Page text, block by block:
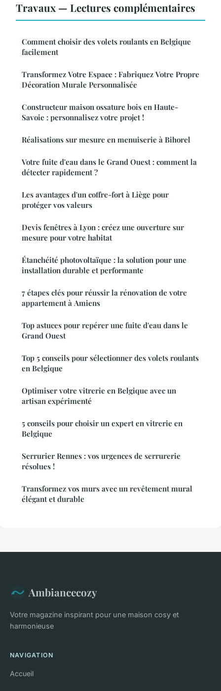
Travaux — Lectures complémentaires
Comment choisir des volets roulants en Belgique
facilement
Transformez Votre Espace : Fabriquez Votre Propre
Décoration Murale Personnalisée
Constructeur maison ossature bois en Haute-
Savoie : personnalisez votre projet !
Réalisations sur mesure en menuiserie à Bihorel
Votre fuite d'eau dans le Grand Ouest : comment la
détecter rapidement ?
Les avantages d'un coffre-fort à Liège pour
protéger vos valeurs
Devis fenêtres à Lyon : créez une ouverture sur
mesure pour votre habitat
Étanchéité photovoltaïque : la solution pour une
installation durable et performante
7 étapes clés pour réussir la rénovation de votre
appartement à Amiens
Top astuces pour repérer une fuite d'eau dans le
Grand Ouest
Top 5 conseils pour sélectionner des volets roulants
en Belgique
Optimiser votre vitrerie en Belgique avec un
artisan expérimenté
5 conseils pour choisir un expert en vitrerie en
Belgique
Serrurier Rennes : vos urgences de serrurerie
résolues !
Transformez vos murs avec un revêtement mural
élégant et durable
Ambiancecozy
Votre magazine inspirant pour une maison cosy et
harmonieuse
NAVIGATION
Accueil